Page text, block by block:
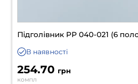
Механізм спинки Н=220 ММ
Термін поставки
380.00грн
шт